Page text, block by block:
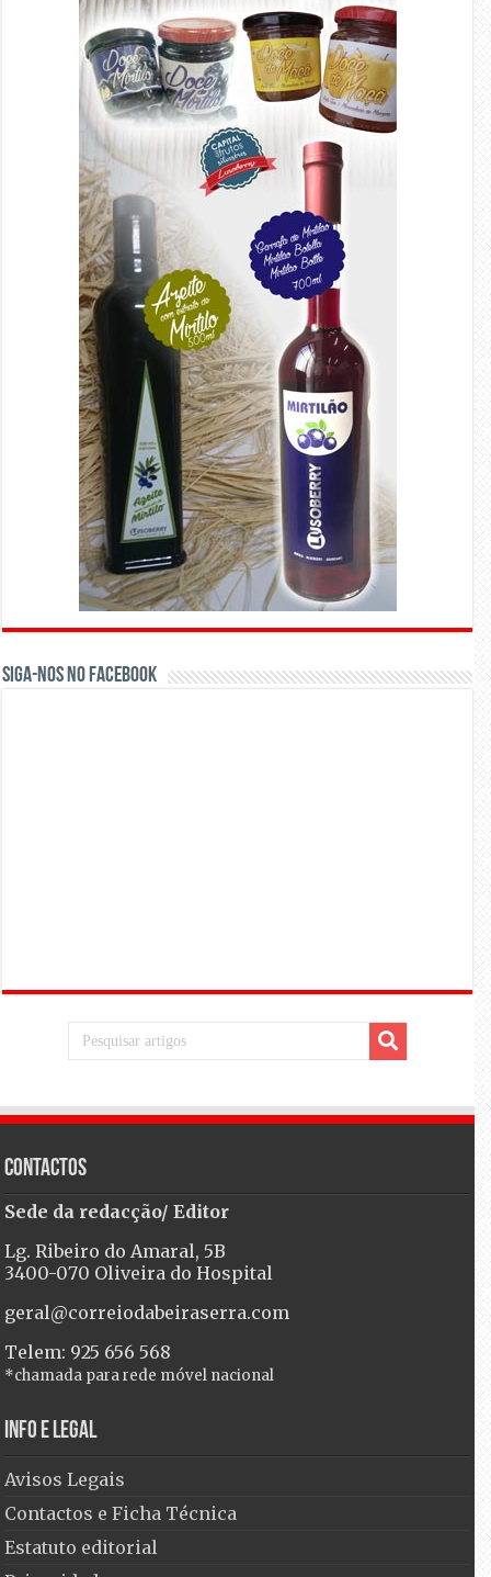
Siga-nos no Facebook
Contactos
Sede da redacção/ Editor
Lg. Ribeiro do Amaral, 5B
3400-070 Oliveira do Hospital
geral@correiodabeiraserra.com
Telem: 925 656 568
*chamada para rede móvel nacional
Info e Legal
Avisos Legais
Contactos e Ficha Técnica
Estatuto editorial